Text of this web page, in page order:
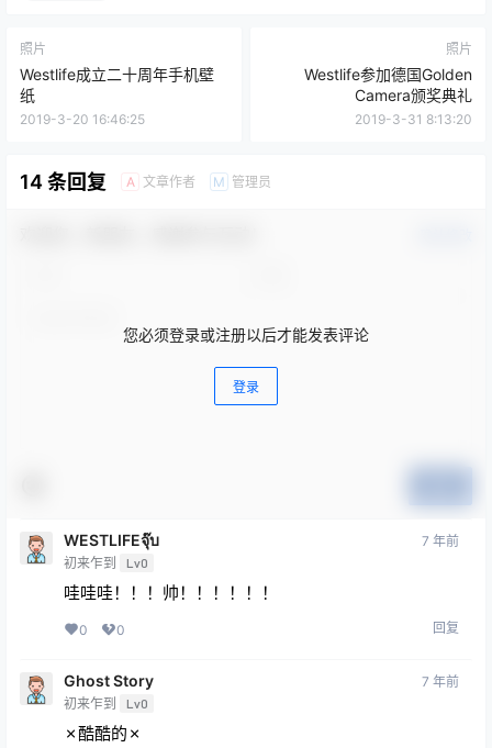
照片
Westlife成立二十周年手机壁
纸
2019-3-20 16:46:25
照片
Westlife参加德国Golden
Camera颁奖典礼
2019-3-31 8:13:20
14 条回复 A 文章作者 M 管理员
您必须登录或注册以后才能发表评论
登录
WESTLIFEจุ๊บ
初来乍到 Lv0
7 年前
哇哇哇！！！帅！！！！！！
0 0 回复
Ghost Story
初来乍到 Lv0
7 年前
✗酷酷的✗